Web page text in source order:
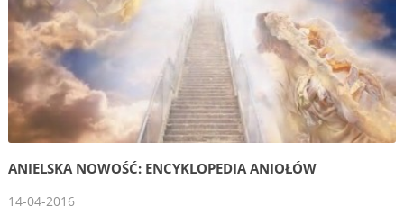
ANIELSKA NOWOŚĆ: ENCYKLOPEDIA ANIOŁÓW
14-04-2016